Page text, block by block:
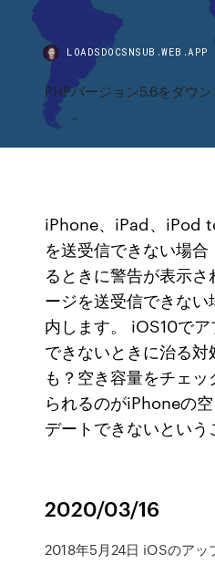
LOADSDOCSNSUB.WEB.APP
PHPバージョン5.6をダウ
iPhone、iPad、iPod
を送受信できない場
るときに警告が表示
ージを送受信できな
内します。 iOS10で
できないときに治る
も？空き容量をチェッ
られるのがiPhoneの
デートできないという
2020/03/16
2018年5月24日 iOSのアッ